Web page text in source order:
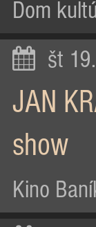
Dom
št
JAN
show
Kino